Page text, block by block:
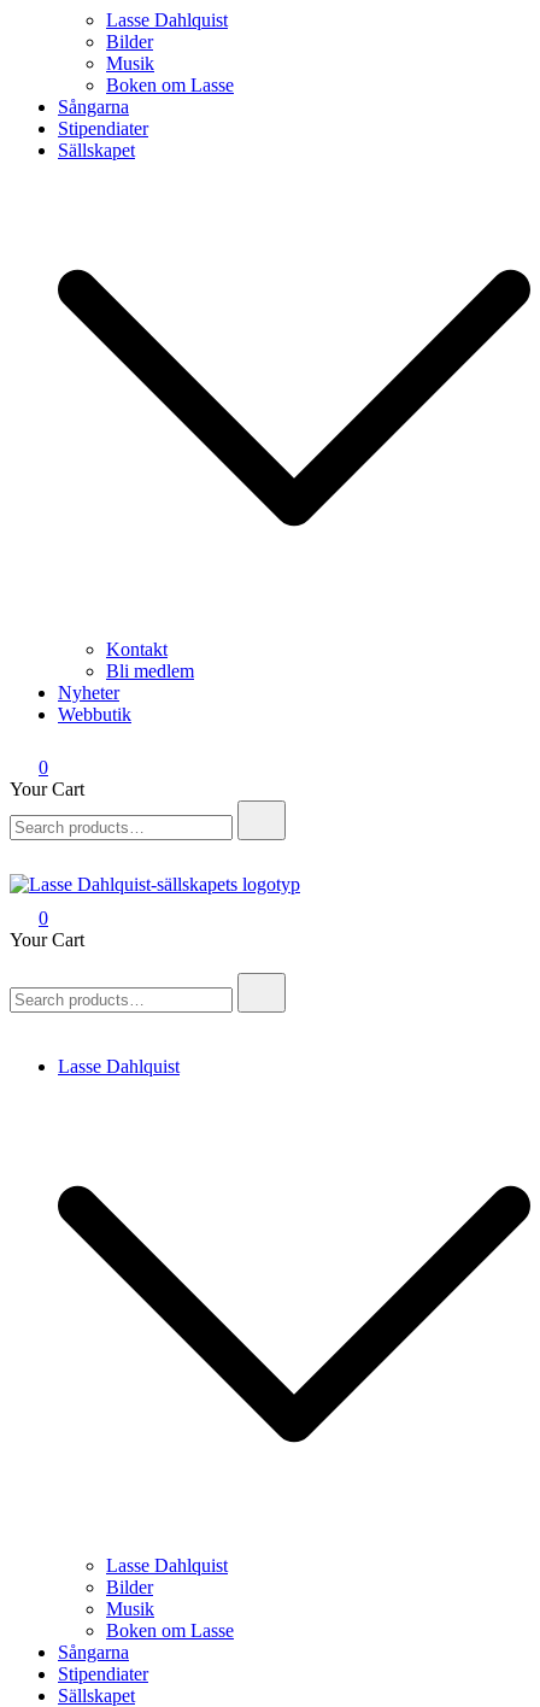
Lasse Dahlquist
Bilder
Musik
Boken om Lasse
Sångarna
Stipendiater
Sällskapet
Kontakt
Bli medlem
Nyheter
Webbutik
0
Your Cart
for:
Lasse Dahlquist-sällskapet
Allt om Lasse Dahlquist – kompositör, musiker, artist, kåsör och
skådespelare
0
Your Cart
for:
Lasse Dahlquist
Lasse Dahlquist
Bilder
Musik
Boken om Lasse
Sångarna
Stipendiater
Sällskapet